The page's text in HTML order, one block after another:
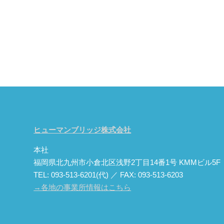
ヒューマンブリッジ株式会社
本社
福岡県北九州市小倉北区浅野2丁目14番1号 KMMビル5F
TEL: 093-513-6201(代) ／ FAX: 093-513-6203
→各地の事業所情報はこちら